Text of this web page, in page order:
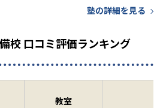
塾の詳細を見る
校 口コミ評価ランキング
教室